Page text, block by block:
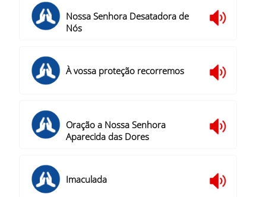
Nossa Senhora Desatadora de
Nós
À vossa proteção recorremos
Oração a Nossa Senhora
Aparecida das Dores
Imaculada